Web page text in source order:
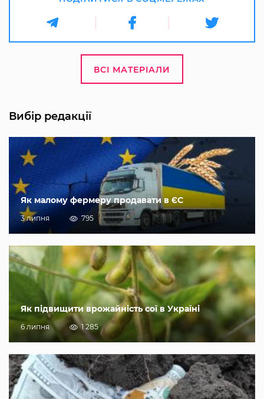
ВСІ МАТЕРІАЛИ
Вибір редакції
Як малому фермеру продавати в ЄС
3 липня 795
Як підвищити врожайність сої в Україні
6 липня 1 285